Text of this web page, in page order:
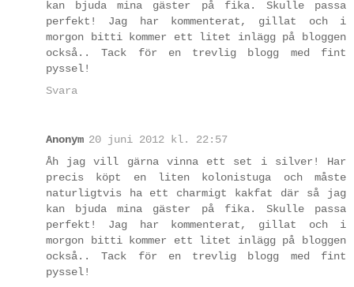
kan bjuda mina gäster på fika. Skulle passa
perfekt! Jag har kommenterat, gillat och i
morgon bitti kommer ett litet inlägg på bloggen
också.. Tack för en trevlig blogg med fint
pyssel!
Svara
Anonym 20 juni 2012 kl. 22:57
Åh jag vill gärna vinna ett set i silver! Har
precis köpt en liten kolonistuga och måste
naturligtvis ha ett charmigt kakfat där så jag
kan bjuda mina gäster på fika. Skulle passa
perfekt! Jag har kommenterat, gillat och i
morgon bitti kommer ett litet inlägg på bloggen
också.. Tack för en trevlig blogg med fint
pyssel!